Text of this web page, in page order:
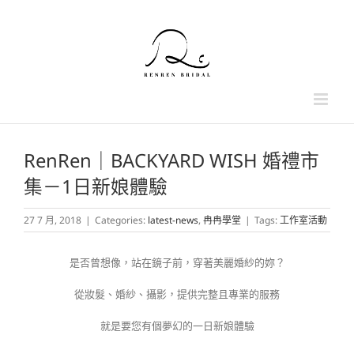
RenRen｜BACKYARD WISH 婚禮市
集－1日新娘體驗
27 7 月, 2018 | Categories: latest-news, 冉冉學堂 | Tags:工作室活動
是否曾想像，站在鏡子前，穿著美麗婚紗的妳？
從妝髮、婚紗、攝影，提供完整且專業的服務
就是要您有個夢幻的一日新娘體驗